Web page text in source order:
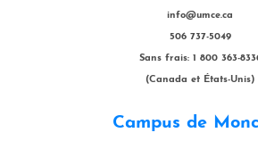
info@umce.ca
506 737-5049
Sans frais: 1 800 363-
(Canada et États-Unis)
Campus de